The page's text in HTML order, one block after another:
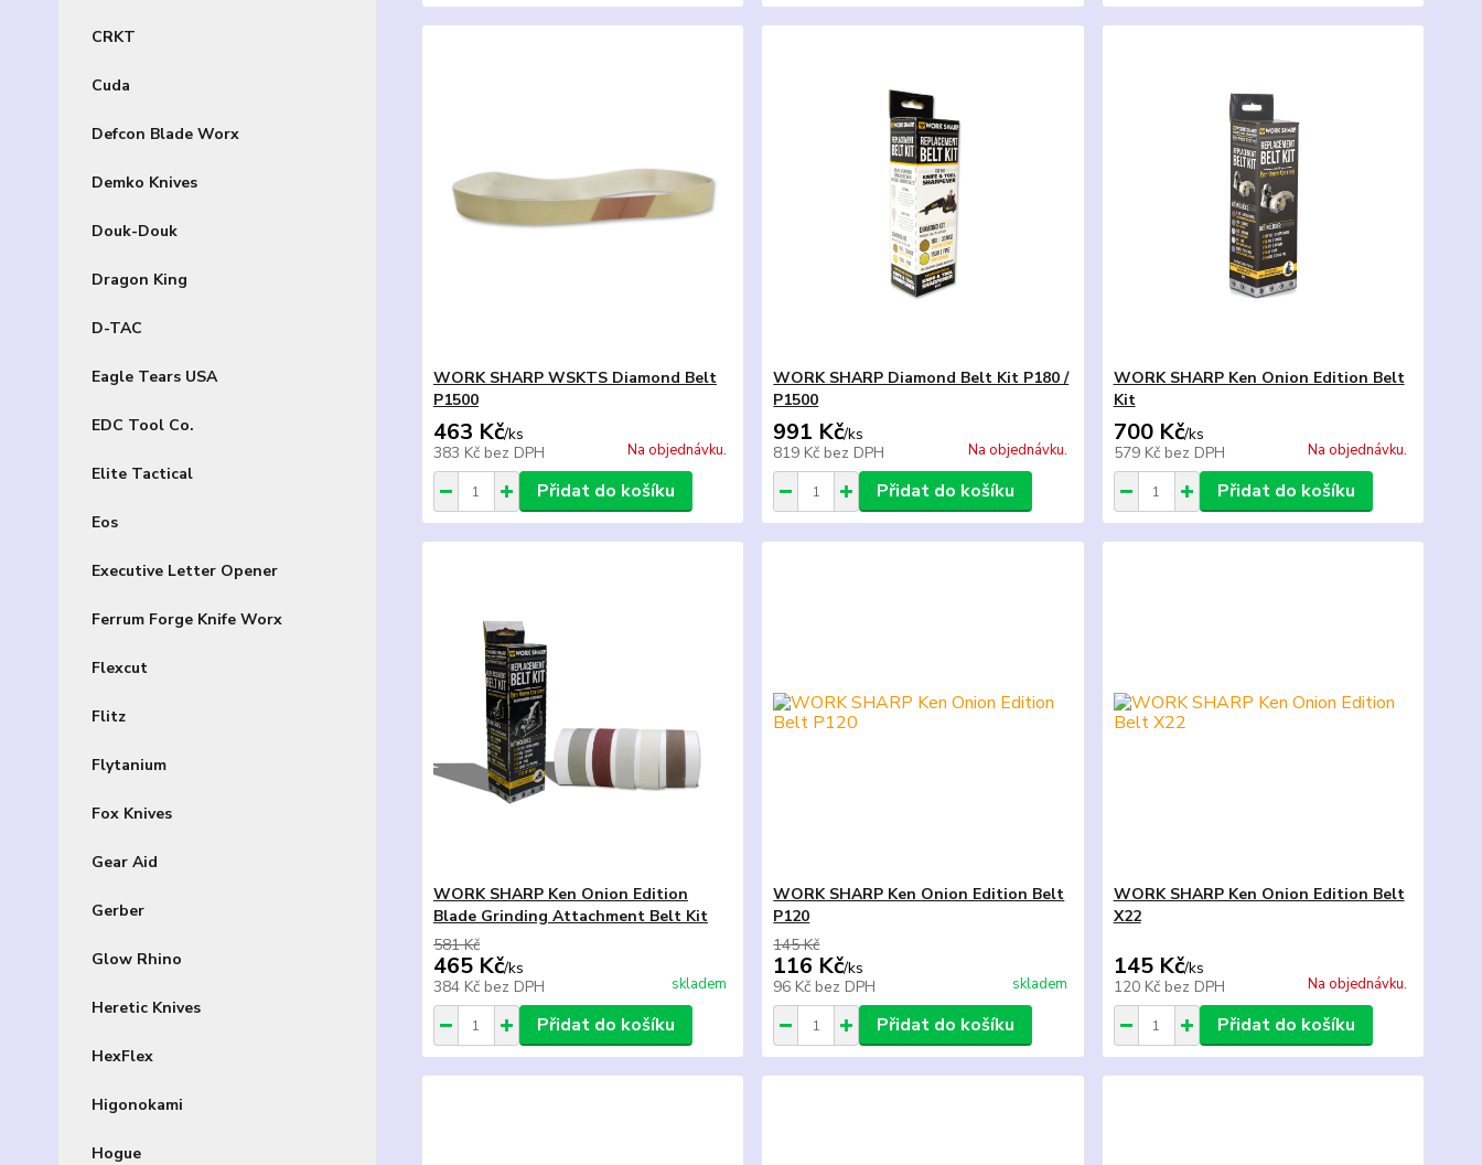
CRKT
Cuda
Defcon Blade Worx
Demko Knives
Douk-Douk
Dragon King
D-TAC
Eagle Tears USA
EDC Tool Co.
Elite Tactical
Eos
Executive Letter Opener
Ferrum Forge Knife Worx
Flexcut
Flitz
Flytanium
Fox Knives
Gear Aid
Gerber
Glow Rhino
Heretic Knives
HexFlex
Higonokami
Hogue
WORK SHARP WSKTS Diamond Belt
P1500
463 Kč/ks
383 Kč bez DPH Na objednávku.
Přidat do košíku
WORK SHARP Diamond Belt Kit P180 /
P1500
991 Kč/ks
819 Kč bez DPH Na objednávku.
Přidat do košíku
WORK SHARP Ken Onion Edition Belt
Kit
700 Kč/ks
579 Kč bez DPH Na objednávku.
Přidat do košíku
WORK SHARP Ken Onion Edition
Blade Grinding Attachment Belt Kit
581 Kč
465 Kč/ks
384 Kč bez DPH skladem
Přidat do košíku
WORK SHARP Ken Onion Edition Belt
P120
145 Kč
116 Kč/ks
96 Kč bez DPH skladem
Přidat do košíku
WORK SHARP Ken Onion Edition Belt
X22
145 Kč/ks
120 Kč bez DPH Na objednávku.
Přidat do košíku